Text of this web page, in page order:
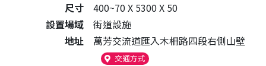
尺寸
400~70 X 5300 X 50
設置場域
街道設施
地址
萬芳交流道匯入木柵路四段右側山壁
交通方式（另開新視窗）